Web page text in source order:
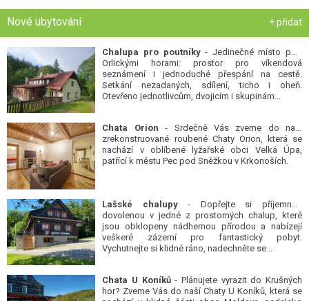
Nové ubytování + přidat
Chalupa pro poutníky- Jedinečné místo pod
Orlickými horami: prostor pro víkendová
seznámení i jednoduché přespání na cestě.
Setkání nezadaných, sdílení, ticho i oheň.
Otevřeno jednotlivcům, dvojicím i skupinám...
Chata Orion - Srdečně Vás zveme do naší
zrekonstruované roubené Chaty Orion, která se
nachází v oblíbené lyžařské obci Velká Úpa,
patřící k městu Pec pod Sněžkou v Krkonoších.
Lašské chalupy- Dopřejte si příjemnou
dovolenou v jedné z prostorných chalup, které
jsou obklopeny nádhernou přírodou a nabízejí
veškeré zázemí pro fantastický pobyt.
Vychutnejte si klidné ráno, nadechněte se...
Chata U Koníků- Plánujete vyrazit do Krušných
hor? Zveme Vás do naší Chaty U Koníků, která se